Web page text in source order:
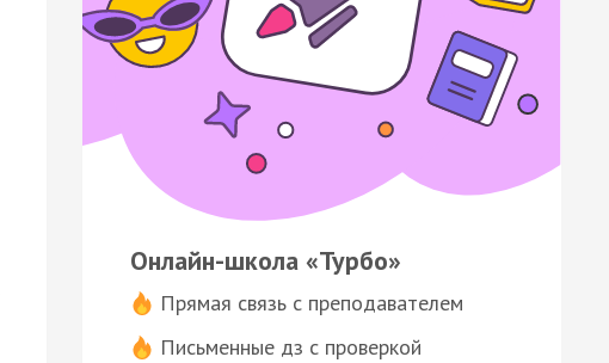
Онлайн-школа «Турбо»
Прямая связь с преподавателем
Письменные дз с проверкой